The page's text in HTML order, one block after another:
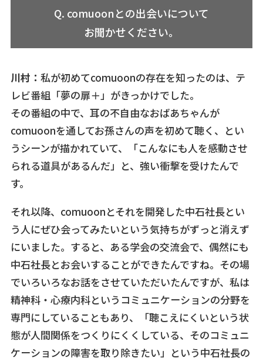
Q. comuoonとの出会いについて
お聞かせください。
川村： 私が初めてcomuoonの存在を知ったのは、テ
レビ番組「夢の扉＋」がきっかけでした。
その番組の中で、耳の不自由なおばあちゃんが
comuoonを通してお孫さんの声を初めて聴く、とい
うシーンが描かれていて、「こんなにも人を感動させ
られる道具があるんだ」と、強い衝撃を受けたんで
す。
それ以降、comuoonとそれを開発した中石社長とい
う人にぜひ会ってみたいという気持ちがずっと消えず
にいました。すると、ある学会の交流会で、偶然にも
中石社長とお会いすることができたんですね。その場
でいろいろなお話をさせていただいたんですが、私は
精神科・心療内科というコミュニケーションの分野を
専門にしていることもあり、「聴こえにくいという状
態が人間関係をつくりにくくしている、そのコミュニ
ケーションの障害を取り除きたい」という中石社長の